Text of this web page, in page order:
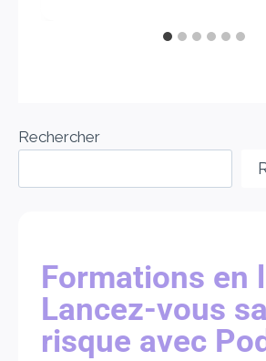
Rechercher
Formations en
Lancez-vous
risque avec